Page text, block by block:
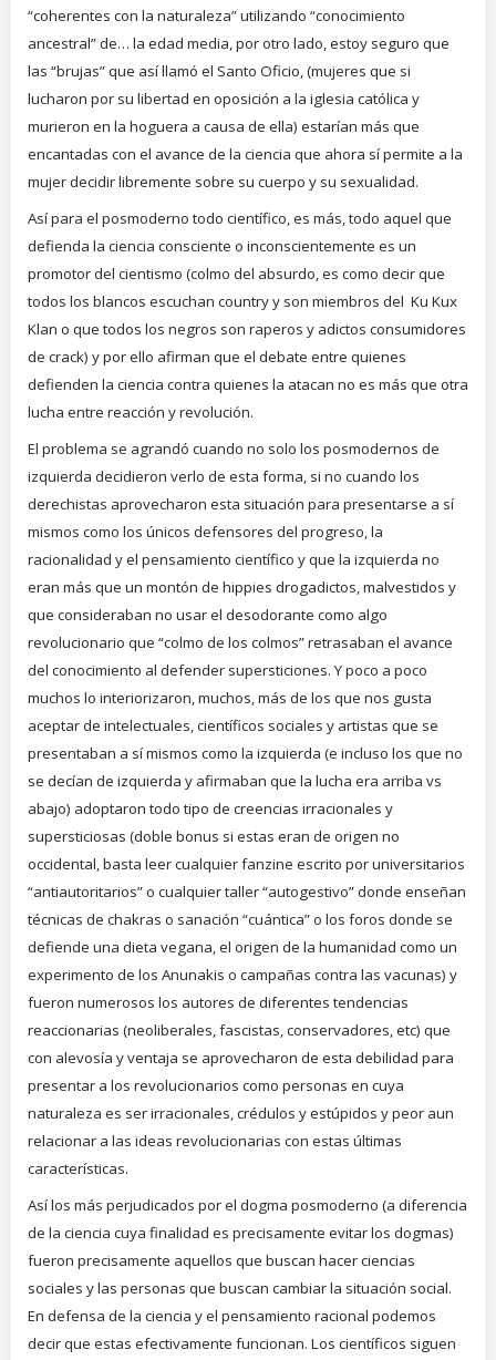
“coherentes con la naturaleza” utilizando “conocimiento
ancestral” de… la edad media, por otro lado, estoy seguro que
las “brujas” que así llamó el Santo Oficio, (mujeres que si
lucharon por su libertad en oposición a la iglesia católica y
murieron en la hoguera a causa de ella) estarían más que
encantadas con el avance de la ciencia que ahora sí permite a la
mujer decidir libremente sobre su cuerpo y su sexualidad.
Así para el posmoderno todo científico, es más, todo aquel que
defienda la ciencia consciente o inconscientemente es un
promotor del cientismo (colmo del absurdo, es como decir que
todos los blancos escuchan country y son miembros del Ku Kux
Klan o que todos los negros son raperos y adictos consumidores
de crack) y por ello afirman que el debate entre quienes
defienden la ciencia contra quienes la atacan no es más que otra
lucha entre reacción y revolución.
El problema se agrandó cuando no solo los posmodernos de
izquierda decidieron verlo de esta forma, si no cuando los
derechistas aprovecharon esta situación para presentarse a sí
mismos como los únicos defensores del progreso, la
racionalidad y el pensamiento científico y que la izquierda no
eran más que un montón de hippies drogadictos, malvestidos y
que consideraban no usar el desodorante como algo
revolucionario que “colmo de los colmos” retrasaban el avance
del conocimiento al defender supersticiones. Y poco a poco
muchos lo interiorizaron, muchos, más de los que nos gusta
aceptar de intelectuales, científicos sociales y artistas que se
presentaban a sí mismos como la izquierda (e incluso los que no
se decían de izquierda y afirmaban que la lucha era arriba vs
abajo) adoptaron todo tipo de creencias irracionales y
supersticiosas (doble bonus si estas eran de origen no
occidental, basta leer cualquier fanzine escrito por universitarios
“antiautoritarios” o cualquier taller “autogestivo” donde enseñan
técnicas de chakras o sanación “cuántica” o los foros donde se
defiende una dieta vegana, el origen de la humanidad como un
experimento de los Anunakis o campañas contra las vacunas) y
fueron numerosos los autores de diferentes tendencias
reaccionarias (neoliberales, fascistas, conservadores, etc) que
con alevosía y ventaja se aprovecharon de esta debilidad para
presentar a los revolucionarios como personas en cuya
naturaleza es ser irracionales, crédulos y estúpidos y peor aun
relacionar a las ideas revolucionarias con estas últimas
características.
Así los más perjudicados por el dogma posmoderno (a diferencia
de la ciencia cuya finalidad es precisamente evitar los dogmas)
fueron precisamente aquellos que buscan hacer ciencias
sociales y las personas que buscan cambiar la situación social.
En defensa de la ciencia y el pensamiento racional podemos
decir que estas efectivamente funcionan. Los científicos siguen